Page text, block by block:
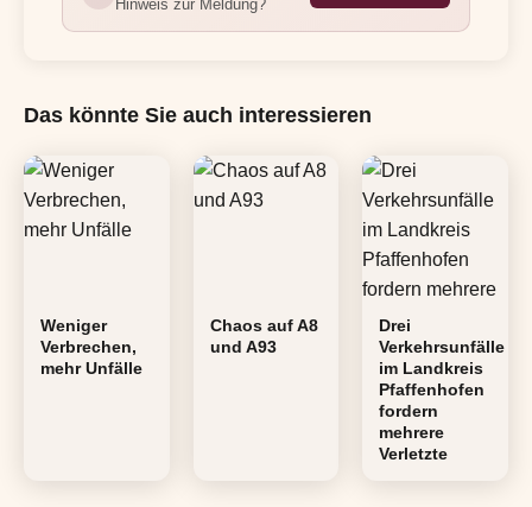
Hinweis zur Meldung?
Das könnte Sie auch interessieren
Weniger
Verbrechen,
mehr Unfälle
Chaos auf A8
und A93
Drei
Verkehrsunfälle
im Landkreis
Pfaffenhofen
fordern
mehrere
Verletzte